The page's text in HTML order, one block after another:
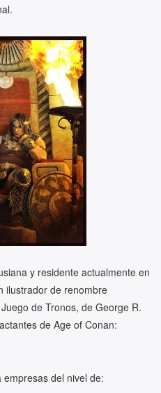
y residente actualmente en
ilustrador de renombre
de Tronos, de George R.
de Age of Conan:
del nivel de: